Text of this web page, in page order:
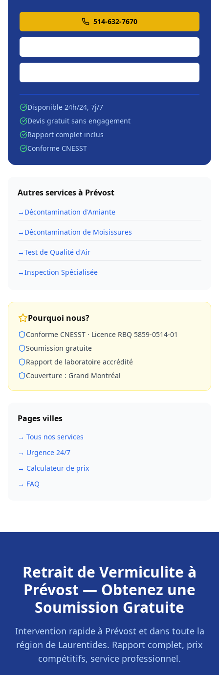
514-632-7670
Disponible 24h/24, 7j/7
Devis gratuit sans engagement
Rapport complet inclus
Conforme CNESST
Autres services à Prévost
→ Décontamination d'Amiante
→ Décontamination de Moisissures
→Test de Qualité d'Air
→Inspection Spécialisée
Pourquoi nous?
Conforme CNESST · Licence RBQ 5859-0514-01
Soumission gratuite
Rapport de laboratoire accrédité
Couverture : Grand Montréal
Pages villes
→ Tous nos services
→ Urgence 24/7
→ Calculateur de prix
→ FAQ
Retrait de Vermiculite à
Prévost — Obtenez une
Soumission Gratuite
Intervention rapide à Prévost et dans toute la
région de Laurentides. Rapport complet, prix
compétitifs, service professionnel.